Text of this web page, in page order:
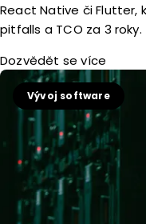
React Native či Flutter,
pitfalls a TCO za 3 roky.
Dozvědět se více
Vývoj software